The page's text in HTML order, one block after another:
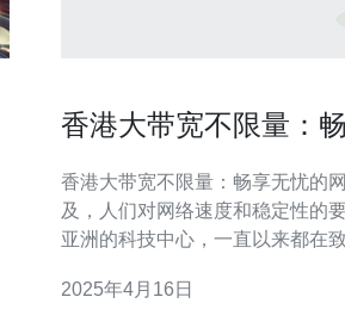
香港大带宽不限量：
香港大带宽不限量：畅享无忧的网络体验 随着
及，人们对网络速度和稳定性的
亚洲的科技中心，一直以来都在
络体验的首选。 大带宽是指网络传输速度较快、能够支持
2025年4月16日